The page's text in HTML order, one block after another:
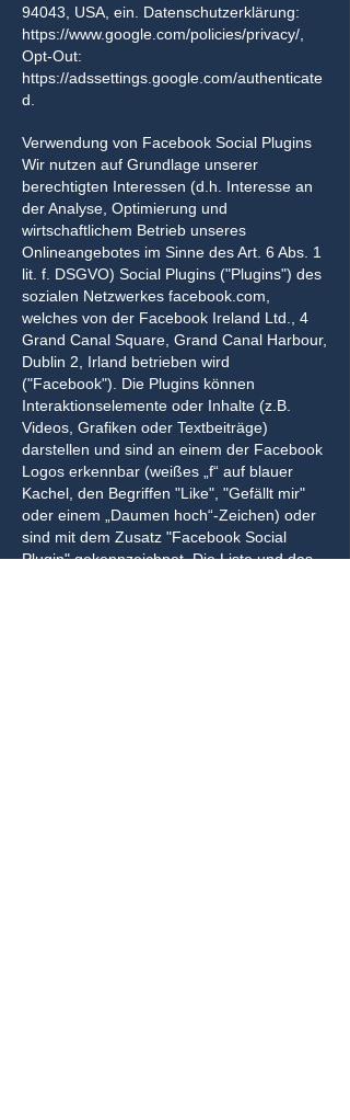
94043, USA, ein. Datenschutzerklärung:
https://www.google.com/policies/privacy/,
Opt-Out:
https://adssettings.google.com/authenticate
d.
Verwendung von Facebook Social Plugins
Wir nutzen auf Grundlage unserer
berechtigten Interessen (d.h. Interesse an
der Analyse, Optimierung und
wirtschaftlichem Betrieb unseres
Onlineangebotes im Sinne des Art. 6 Abs. 1
lit. f. DSGVO) Social Plugins ("Plugins") des
sozialen Netzwerkes facebook.com,
welches von der Facebook Ireland Ltd., 4
Grand Canal Square, Grand Canal Harbour,
Dublin 2, Irland betrieben wird
("Facebook"). Die Plugins können
Interaktionselemente oder Inhalte (z.B.
Videos, Grafiken oder Textbeiträge)
darstellen und sind an einem der Facebook
Logos erkennbar (weißes „f“ auf blauer
Kachel, den Begriffen "Like", "Gefällt mir"
oder einem „Daumen hoch“-Zeichen) oder
sind mit dem Zusatz "Facebook Social
Plugin" gekennzeichnet. Die Liste und das